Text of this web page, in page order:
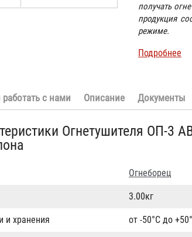
получать
продукция
режиме.
Подробнее
с нами Описание Документы
Огнетушителя ОП-3
Огнеборец
3.00кг
и хранения от -50°С до